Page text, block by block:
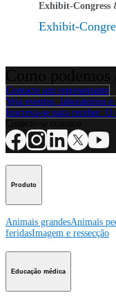
Exhibit-Congress
Exhibit-
Contacte um representante
Veja eventos, laboratórios
Inscreva-se para receber:
Produto
Animais grandesAnimais
feridasImagem e ressecção
Educação médica